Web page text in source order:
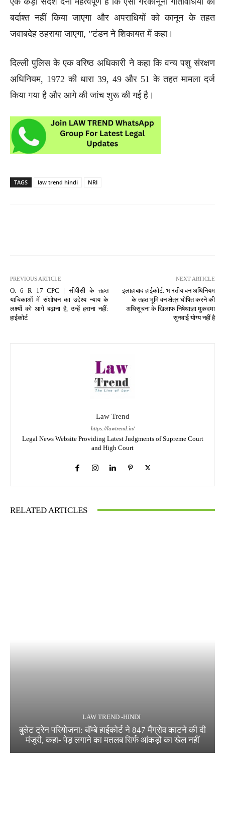
बर्दाश्त नहीं किया जाएगा और अपराधियों को कानून के तहत
जवाबदेह ठहराया जाएगा, ”टंडन ने शिकायत में कहा।
दिल्ली पुलिस के एक वरिष्ठ अधिकारी ने कहा कि वन्य पशु संरक्षण
अधिनियम, 1972 की धारा 39, 49 और 51 के तहत मामला दर्ज
किया गया है और आगे की जांच शुरू की गई है।
TAGS law trend hindi NRI
PREVIOUS ARTICLE
O. 6 R 17 CPC | सीपीसी के तहत
याचिकाओं में संशोधन का उद्देश्य न्याय के
लक्ष्यों को आगे बढ़ाना है, उन्हें हराना नहीं:
हाईकोर्ट
NEXT ARTICLE
इलाहाबाद हाईकोर्ट: भारतीय वन अधिनियम
के तहत भूमि वन क्षेत्र घोषित करने की
अधिसूचना के खिलाफ निषेधाज्ञा मुकदमा
सुनवाई योग्य नहीं है
Law Trend
https://lawtrend.in/
Legal News Website Providing Latest Judgments of Supreme Court
and High Court
RELATED ARTICLES
LAW TREND -HINDI
बुलेट ट्रेन परियोजना: बॉम्बे हाईकोर्ट ने 847 मैंग्रोव काटने की दी
मंजूरी, कहा- पेड़ लगाने का मतलब सिर्फ आंकड़ों का खेल नहीं